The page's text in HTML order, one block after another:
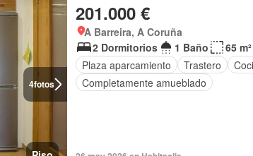
4fotos
201.000 €
A Barreira, A Coruña
2 Dormitorios
1 Baño
65 m²
Plaza aparcamiento
Trastero
Completamente amueblado